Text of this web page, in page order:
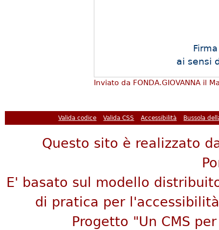
ai sensi
Inviato da FONDA.GIOVANNA il
Valida codice Valida CSS Accessibilità Bussola
Questo sito è realizzato
E' basato sul modello
di pratica per
Progetto "Un CMS